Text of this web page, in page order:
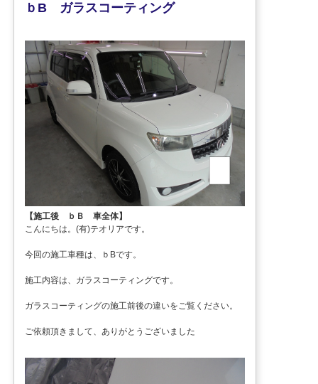
ｂB ガラスコーティング
【施工後 ｂＢ 車全体】
こんにちは。(有)テオリアです。
今回の施工車種は、ｂBです。
施工内容は、ガラスコーティングです。
ガラスコーティングの施工前後の違いをご覧ください。
ご依頼頂きまして、ありがとうございました